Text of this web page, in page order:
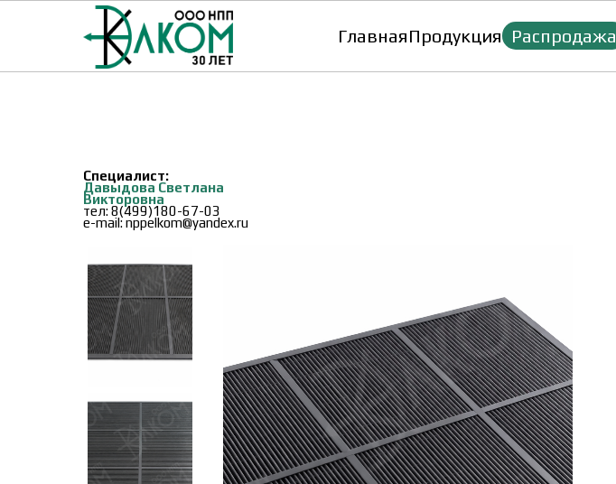
ГлавнаяПродукция Распродажа
Специалист:
Давыдова Светлана
Викторовна
тел: 8(499)180-67-03
e-mail: nppelkom@yandex.ru